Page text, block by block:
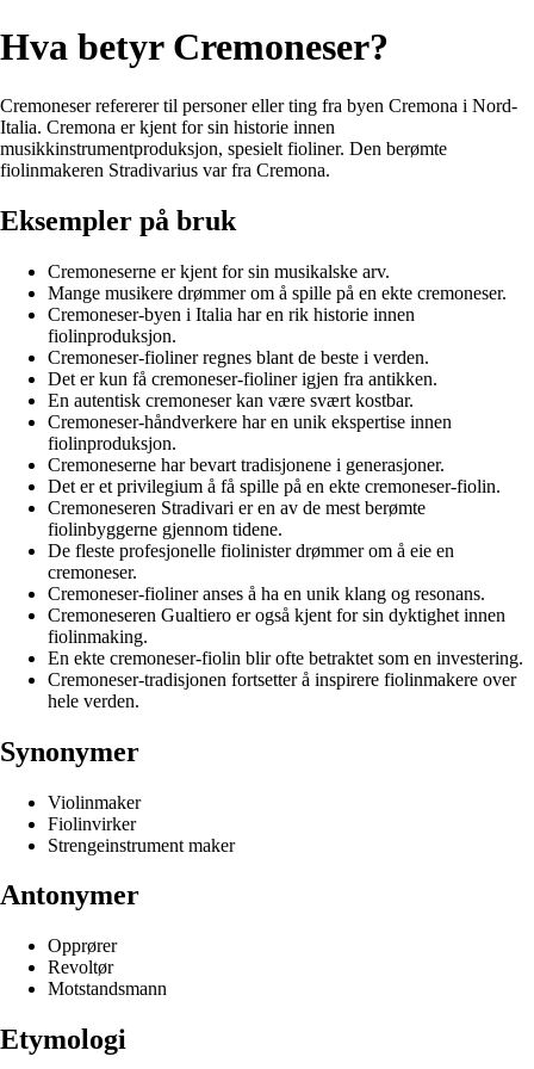
Hva betyr Cremoneser?
Cremoneser refererer til personer eller ting fra byen Cremona i Nord-
Italia. Cremona er kjent for sin historie innen
musikkinstrumentproduksjon, spesielt fioliner. Den berømte
fiolinmakeren Stradivarius var fra Cremona.
Eksempler på bruk
Cremoneserne er kjent for sin musikalske arv.
Mange musikere drømmer om å spille på en ekte cremoneser.
Cremoneser-byen i Italia har en rik historie innen
fiolinproduksjon.
Cremoneser-fioliner regnes blant de beste i verden.
Det er kun få cremoneser-fioliner igjen fra antikken.
En autentisk cremoneser kan være svært kostbar.
Cremoneser-håndverkere har en unik ekspertise innen
fiolinproduksjon.
Cremoneserne har bevart tradisjonene i generasjoner.
Det er et privilegium å få spille på en ekte cremoneser-fiolin.
Cremoneseren Stradivari er en av de mest berømte
fiolinbyggerne gjennom tidene.
De fleste profesjonelle fiolinister drømmer om å eie en
cremoneser.
Cremoneser-fioliner anses å ha en unik klang og resonans.
Cremoneseren Gualtiero er også kjent for sin dyktighet innen
fiolinmaking.
En ekte cremoneser-fiolin blir ofte betraktet som en investering.
Cremoneser-tradisjonen fortsetter å inspirere fiolinmakere over
hele verden.
Synonymer
Violinmaker
Fiolinvirker
Strengeinstrument maker
Antonymer
Opprører
Revoltør
Motstandsmann
Etymologi